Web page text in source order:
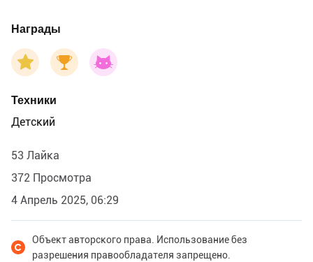
Награды
Техники
Детский
53 Лайка
372 Просмотра
4 Апрель 2025, 06:29
Объект авторского права. Использование без
разрешения правообладателя запрещено.